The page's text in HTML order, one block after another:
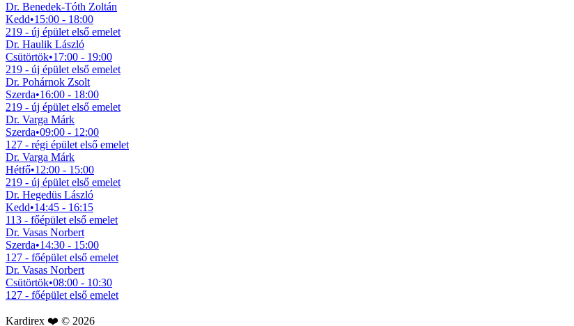
Dr. Benedek-Tóth Zoltán
Kedd•15:00 - 18:00
219 - új épület első emelet
Dr. Haulik László
Csütörtök•17:00 - 19:00
219 - új épület első emelet
Dr. Pohárnok Zsolt
Szerda•16:00 - 18:00
219 - új épület első emelet
Dr. Varga Márk
Szerda•09:00 - 12:00
127 - régi épület első emelet
Dr. Varga Márk
Hétfő•12:00 - 15:00
219 - új épület első emelet
Dr. Hegedüs László
Kedd•14:45 - 16:15
113 - főépület első emelet
Dr. Vasas Norbert
Szerda•14:30 - 15:00
127 - főépület első emelet
Dr. Vasas Norbert
Csütörtök•08:00 - 10:30
127 - főépület első emelet
Kardirex ❤️ © 2026